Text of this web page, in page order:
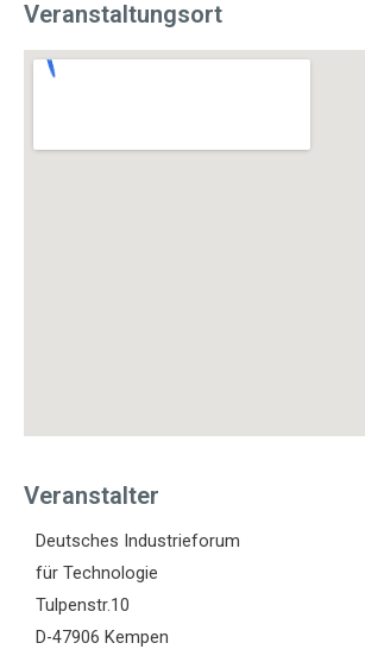
Veranstaltungsort
Veranstalter
Deutsches Industrieforum
für Technologie
Tulpenstr.10
D-47906 Kempen